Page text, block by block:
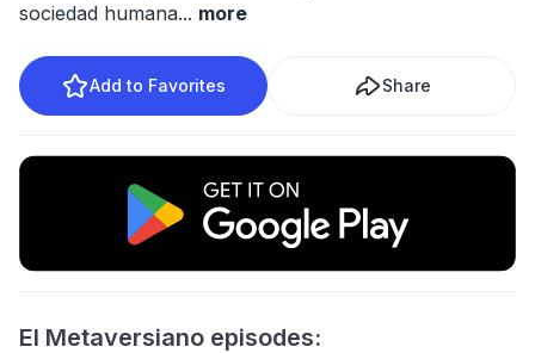
sociedad humana... more
Add to Favorites Share
El Metaversiano episodes: